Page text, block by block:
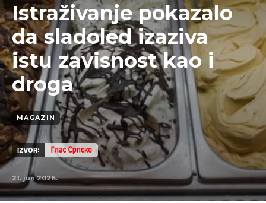
Istraživanje pokazalo
da sladoled izaziva
istu zavisnost kao i
droga
MAGAZIN
IZVOR:
21. jun 2026.